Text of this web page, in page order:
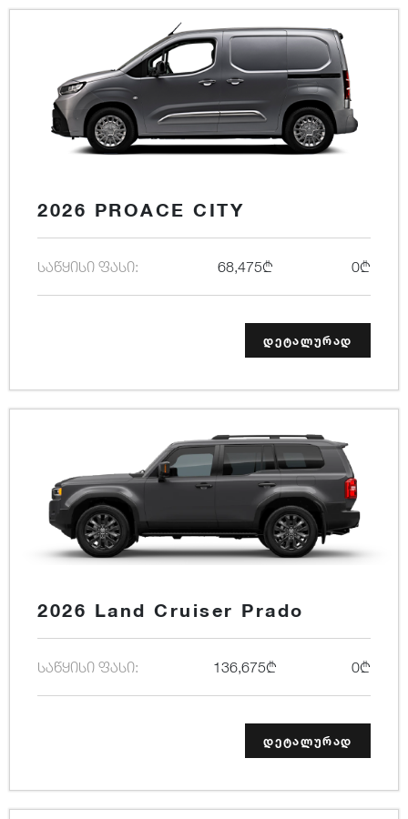
2026 PROACE CITY
საწყისი ფასი: 68,475₾ 0₾
დეტალურად
2026 Land Cruiser Prado
საწყისი ფასი: 136,675₾ 0₾
დეტალურად